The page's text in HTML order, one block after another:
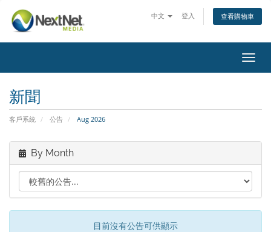
中文 登入 查看購物車
新聞
客戶系統 公告 Aug 2026
By Month
目前沒有公告可供顯示